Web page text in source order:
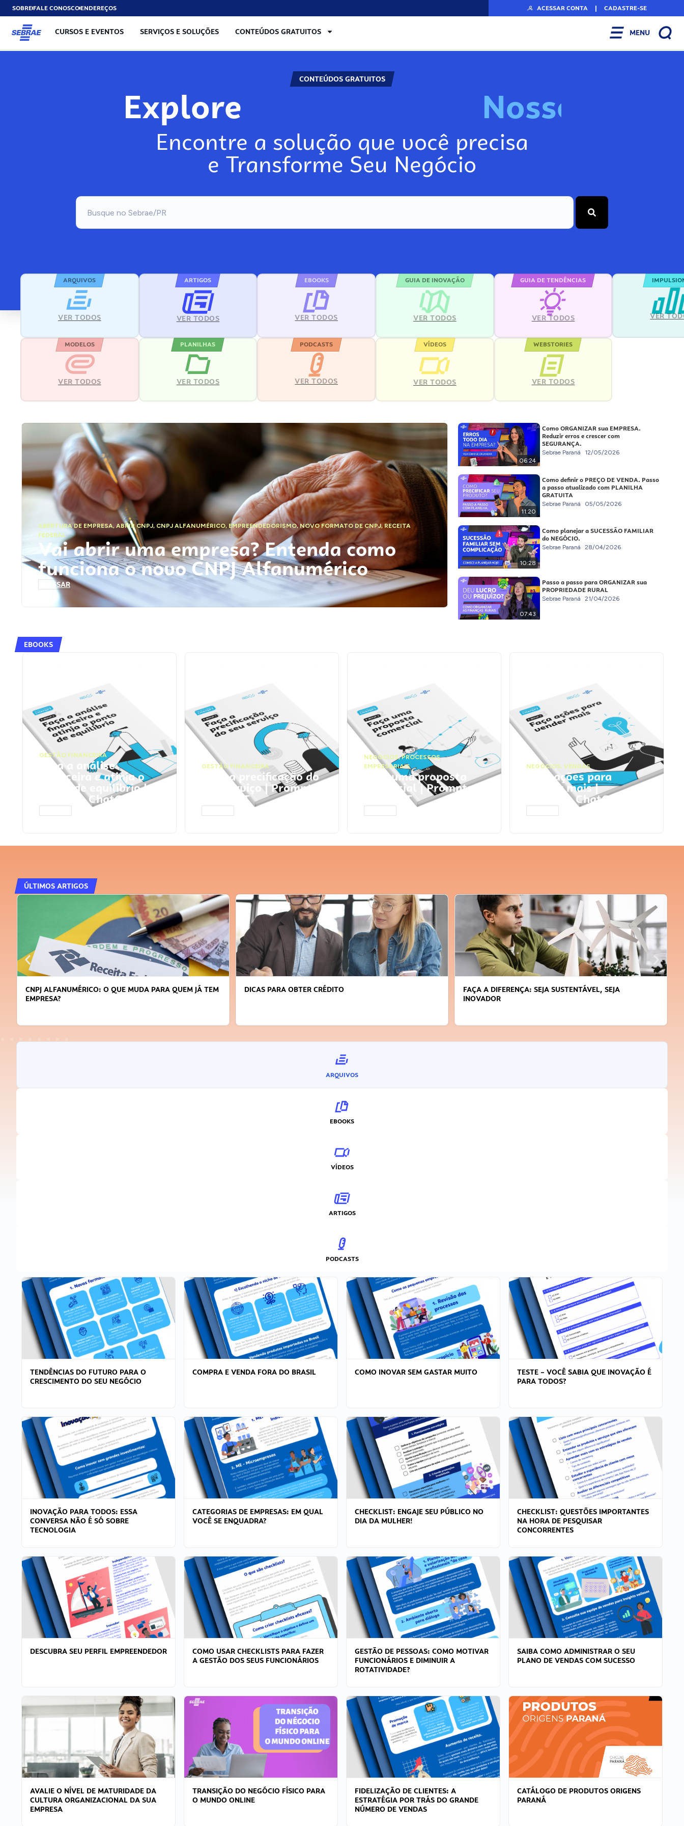
SOBREFALE CONOSCOENDEREÇOS ACESSAR CONTA | CADASTRE-SE
CURSOS E EVENTOS SERVIÇOS E SOLUÇÕES CONTEÚDOS GRATUITOS MENU
CONTEÚDOS GRATUITOS
Explore Nos
Encontre a solução que você precisa
e Transforme Seu Negócio
ARQUIVOS
VER TODOS
ARTIGOS
VER TODOS
EBOOKS
VER TODOS
GUIA DE INOVAÇÃO
VER TODOS
GUIA DE TENDÊNCIAS
VER TODOS VER
MODELOS
VER TODOS
PLANILHAS
VER TODOS
PODCASTS
VER TODOS
VÍDEOS
VER TODOS
WEBSTORIES
VER TODOS
ABERTURA DE EMPRESA,ABRIR CNPJ, CNPJ ALFANUMÉRICO, EMPREENDEDORISMO,NOVO FORMATO DE CNPJ,RECEITA
FEDERAL
Vai abrir uma empresa? Entenda como
funciona o novo CNPJ Alfanumérico
ACESSAR
06:24
Como ORGANIZAR sua EMPRESA.
Reduzir erros e crescer com
SEGURANÇA.
Sebrae Paraná 12/05/2026
11:20
Como definir o PREÇO DE VENDA. Passo
a passo atualizado com PLANILHA
GRATUITA
Sebrae Paraná 05/05/2026
10:28
Como planejar a SUCESSÃO FAMILIAR
do NEGÓCIO.
Sebrae Paraná 28/04/2026
07:43
Passo a passo para ORGANIZAR sua
PROPRIEDADE RURAL
Sebrae Paraná 21/04/2026
EBOOKS
GESTÃO FINANCEIRA
Faça a análise
financeira e atinja o
ponto de equilíbrio |
Prompts ChatGPT
GESTÃO FINANCEIRA
Faça a precificação do
seu serviço | Prompts
ChatGPT
NEGÓCIOS,PROCESSOS
EMPRESARIAIS
Faça uma proposta
comercial | Prompts
ChatGPT
NEGÓCIOS, VENDAS
Faça ações para
vender mais |
Prompts ChatGPT
ÚLTIMOS ARTIGOS
CNPJ ALFANUMÉRICO: O QUE MUDA PARA QUEM JÁ TEM
EMPRESA?
DICAS PARA OBTER CRÉDITO
FAÇA A DIFERENÇA: SEJA SUSTENTÁVEL, SEJA
INOVADOR
ARQUIVOS
EBOOKS
VÍDEOS
ARTIGOS
PODCASTS
TENDÊNCIAS DO FUTURO PARA O
CRESCIMENTO DO SEU NEGÓCIO
COMPRA E VENDA FORA DO BRASIL COMO INOVAR SEM GASTAR MUITO
TESTE – VOCÊ SABIA QUE INOVAÇÃO É
PARA TODOS?
INOVAÇÃO PARA TODOS: ESSA
CONVERSA NÃO É SÓ SOBRE
TECNOLOGIA
CATEGORIAS DE EMPRESAS: EM QUAL
VOCÊ SE ENQUADRA?
CHECKLIST: ENGAJE SEU PÚBLICO NO
DIA DA MULHER!
CHECKLIST: QUESTÕES IMPORTANTES
NA HORA DE PESQUISAR
CONCORRENTES
DESCUBRA SEU PERFIL EMPREENDEDOR
COMO USAR CHECKLISTS PARA FAZER
A GESTÃO DOS SEUS FUNCIONÁRIOS
GESTÃO DE PESSOAS: COMO MOTIVAR
FUNCIONÁRIOS E DIMINUIR A
ROTATIVIDADE?
SAIBA COMO ADMINISTRAR O SEU
PLANO DE VENDAS COM SUCESSO
AVALIE O NÍVEL DE MATURIDADE DA
CULTURA ORGANIZACIONAL DA SUA
EMPRESA
TRANSIÇÃO DO NEGÓCIO FÍSICO PARA
O MUNDO ONLINE
FIDELIZAÇÃO DE CLIENTES: A
ESTRATÉGIA POR TRÁS DO GRANDE
NÚMERO DE VENDAS
CATÁLOGO DE PRODUTOS ORIGENS
PARANÁ